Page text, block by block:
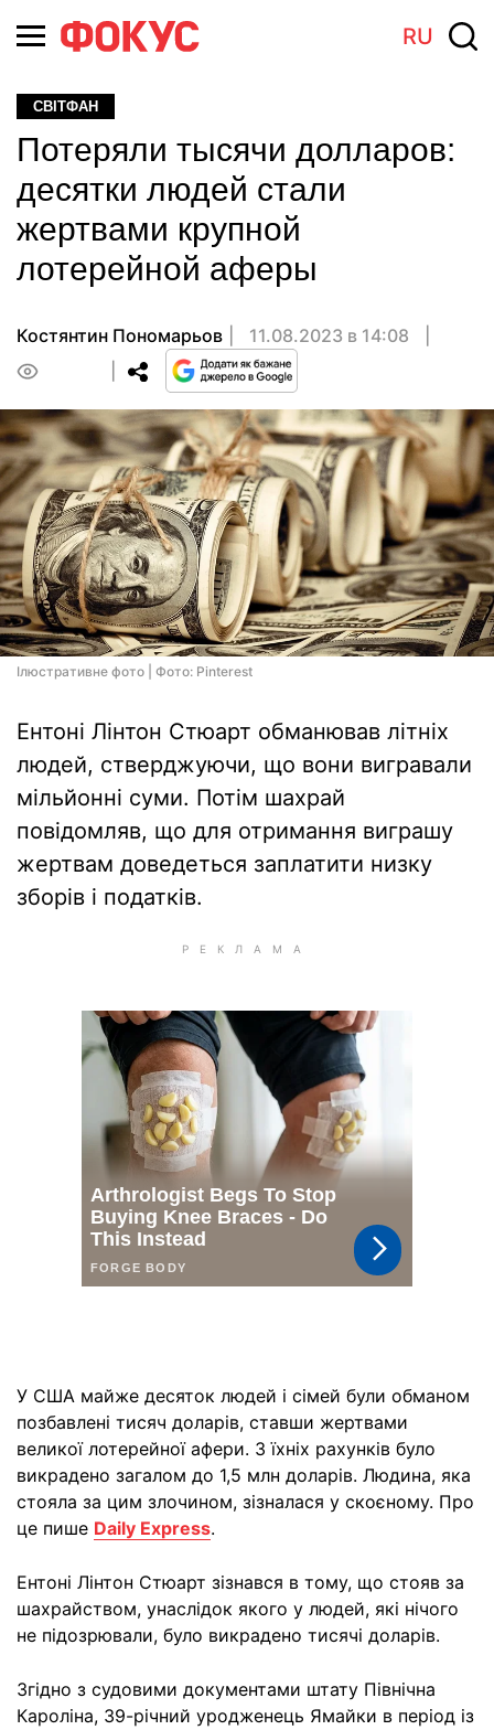
RU
СВІТФАН
Потеряли тысячи долларов:
десятки людей стали
жертвами крупной
лотерейной аферы
Костянтин Пономарьов
11.08.2023 в 14:08
Ілюстративне фото | Фото: Pinterest
Ентоні Лінтон Стюарт обманював літніх
людей, стверджуючи, що вони вигравали
мільйонні суми. Потім шахрай
повідомляв, що для отримання виграшу
жертвам доведеться заплатити низку
зборів і податків.
У США майже десяток людей і сімей були обманом
позбавлені тисяч доларів, ставши жертвами
великої лотерейної афери. З їхніх рахунків було
викрадено загалом до 1,5 млн доларів. Людина, яка
стояла за цим злочином, зізналася у скоєному. Про
це пише Daily Express.
Ентоні Лінтон Стюарт зізнався в тому, що стояв за
шахрайством, унаслідок якого у людей, які нічого
не підозрювали, було викрадено тисячі доларів.
Згідно з судовими документами штату Північна
Кароліна, 39-річний уродженець Ямайки в період із